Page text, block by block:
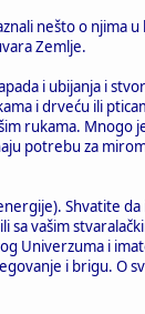
nešto o njima
Zemlje.
i ubijanja i
i drveću ili
rukama. Mnogo
potrebu za
Shvatite
sa vašim
Univerzuma i
i brigu. O